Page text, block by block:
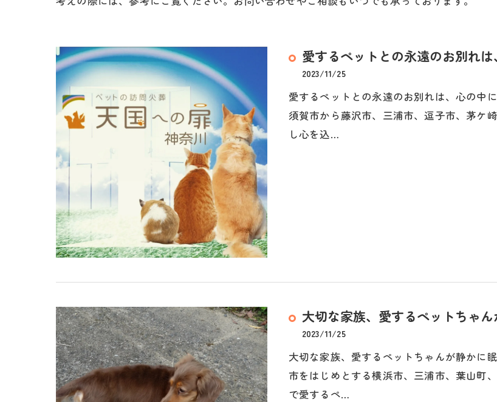
愛するペットとの永遠のお別れ
2023/11/25
愛するペットとの永遠のお別れは、心の中
須賀市から藤沢市、三浦市、逗子市、茅ケ
し心を込…
大切な家族、愛するペットちゃ
2023/11/25
大切な家族、愛するペットちゃんが静かに
市をはじめとする横浜市、三浦市、葉山町
で愛するペ…